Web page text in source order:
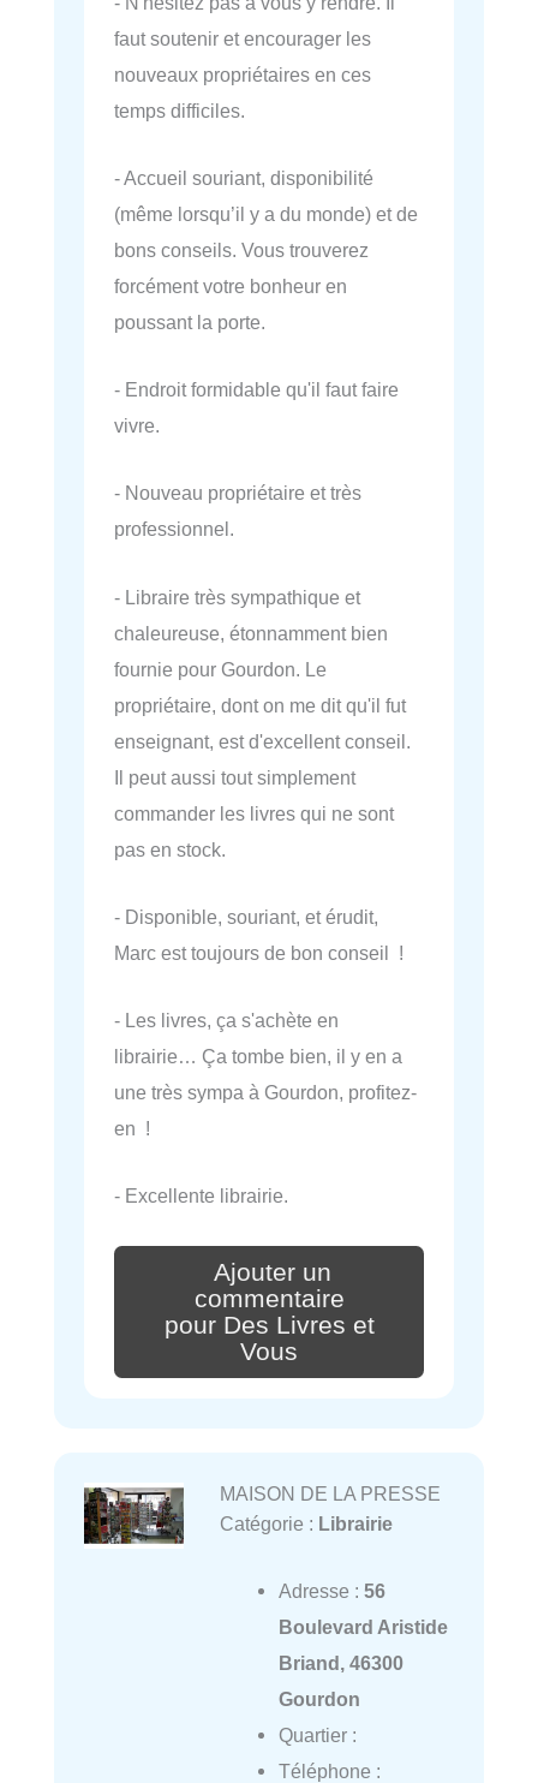
faut soutenir et encourager les
nouveaux propriétaires en ces
temps difficiles.
- Accueil souriant, disponibilité
(même lorsqu’il y a du monde) et de
bons conseils. Vous trouverez
forcément votre bonheur en
poussant la porte.
- Endroit formidable qu'il faut faire
vivre.
- Nouveau propriétaire et très
professionnel.
- Libraire très sympathique et
chaleureuse, étonnamment bien
fournie pour Gourdon. Le
propriétaire, dont on me dit qu'il fut
enseignant, est d'excellent conseil.
Il peut aussi tout simplement
commander les livres qui ne sont
pas en stock.
- Disponible, souriant, et érudit,
Marc est toujours de bon conseil !
- Les livres, ça s'achète en
librairie… Ça tombe bien, il y en a
une très sympa à Gourdon, profitez-
en !
- Excellente librairie.
Ajouter un
commentaire
pour Des Livres et
Vous
MAISON DE LA PRESSE
Catégorie : Librairie
Adresse : 56
Boulevard Aristide
Briand, 46300
Gourdon
Quartier :
Téléphone :